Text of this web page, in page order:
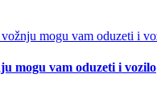
mogu vam oduzeti i vozilo